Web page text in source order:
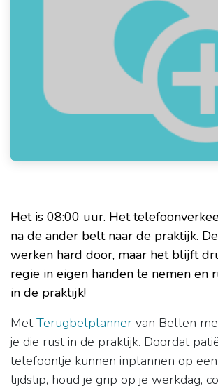
Het is 08:00 uur. Het
na de ander belt naar de praktijk.
werken hard door, maar het blijft
regie in eigen handen te nemen en
in de praktijk!
MetTerugbelplanner van Bellen
je die rust in de praktijk. Doordat
telefoontje kunnen inplannen op
tijdstip, houd je grip op je werkdag,